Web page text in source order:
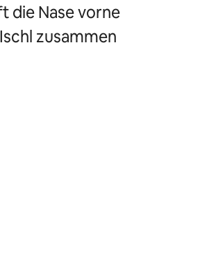
die Nase vorne
zusammen